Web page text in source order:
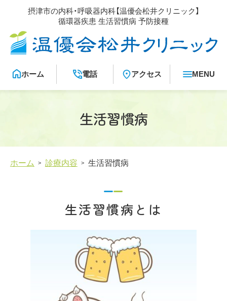
摂津市の内科・呼吸器内科【温優会松井クリニック】
循環器疾患 生活習慣病 予防接種
温優会松井クリニック
ホーム 電話 アクセス
ホーム 診療内容 生活習慣病
生活習慣病
生活習慣病とは